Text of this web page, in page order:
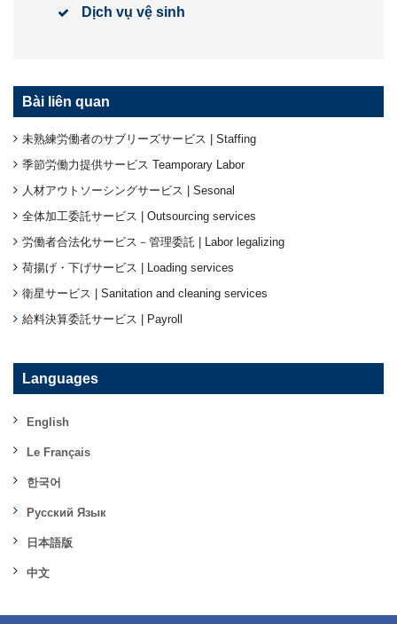
Dịch vụ vệ sinh
Bài liên quan
未熟練労働者のサブリーズサービス | Staffing
季節労働力提供サービス Teamporary Labor
人材アウトソーシングサービス | Sesonal
全体加工委託サービス | Outsourcing services
労働者合法化サービス－管理委託 | Labor legalizing
荷揚げ・下げサービス | Loading services
衛星サービス | Sanitation and cleaning services
給料決算委託サービス | Payroll
Languages
English
Le Français
한국어
Русский Язык
日本語版
中文